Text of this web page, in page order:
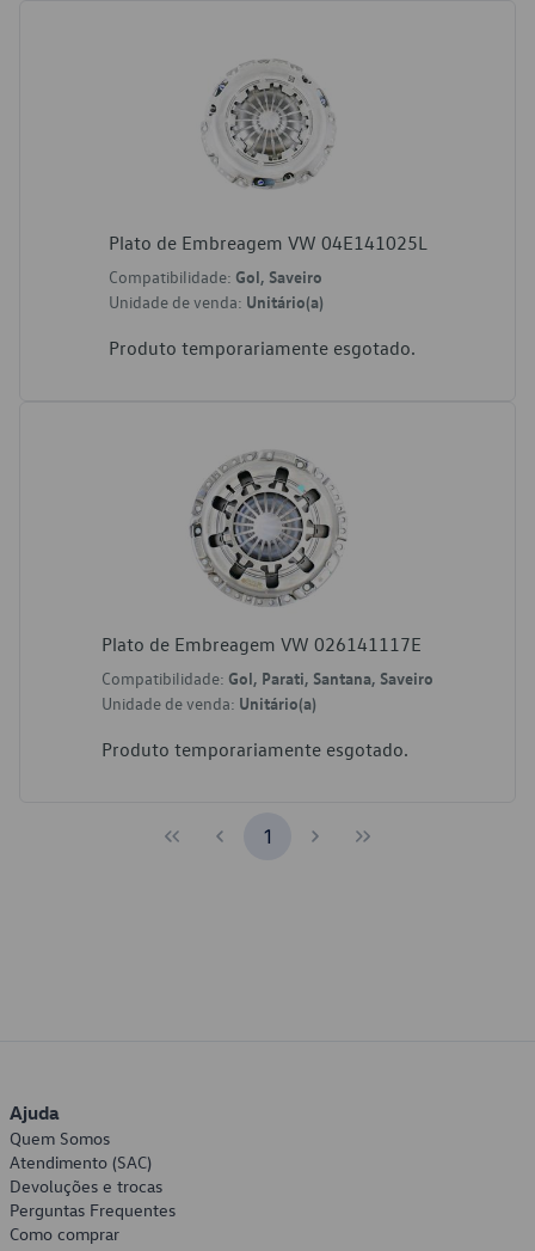
Plato de Embreagem VW 04E141025L
Compatibilidade: Gol, Saveiro
Unidade de venda: Unitário(a)
Produto temporariamente esgotado.
Plato de Embreagem VW 026141117E
Compatibilidade: Gol, Parati, Santana, Saveiro
Unidade de venda: Unitário(a)
Produto temporariamente esgotado.
1
Ajuda
Quem Somos
Atendimento (SAC)
Devoluções e trocas
Perguntas Frequentes
Como comprar